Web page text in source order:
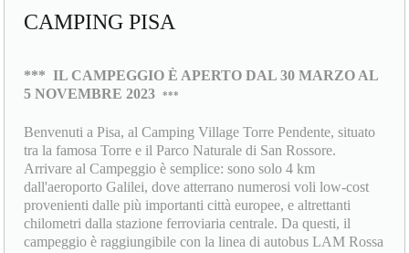
CAMPING PISA
*** IL CAMPEGGIO È APERTO DAL 30 MARZO AL
5 NOVEMBRE 2023
***
Benvenuti a Pisa, al Camping Village Torre Pendente, situato
tra la famosa Torre e il Parco Naturale di San Rossore.
Arrivare al Campeggio è semplice: sono solo 4 km
dall'aeroporto Galilei, dove atterrano numerosi voli low-cost
provenienti dalle più importanti città europee, e altrettanti
chilometri dalla stazione ferroviaria centrale. Da questi, il
campeggio è raggiungibile con la linea di autobus LAM Rossa